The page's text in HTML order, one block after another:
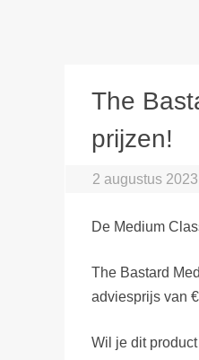
The
prijzen!
2 augustus 2023
De Medium
The Bastard
adviesprijs van
Wil je dit